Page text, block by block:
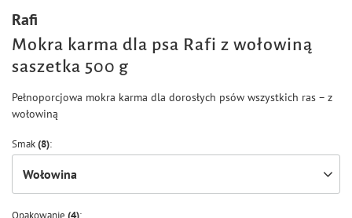
Rafi
Mokra karma dla psa Rafi z wołowiną
saszetka 500 g
Pełnoporcjowa mokra karma dla dorosłych psów wszystkich ras – z
wołowiną
Smak(8)
Wołowina
Opakowanie (4)